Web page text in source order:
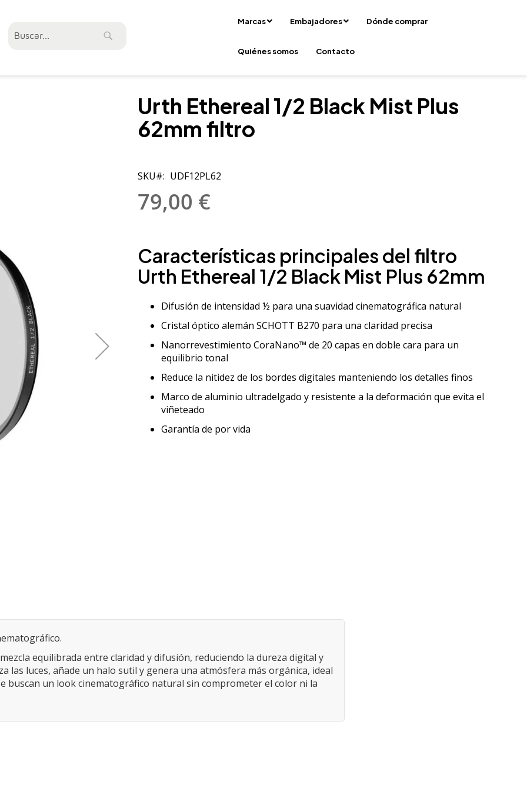
Marcas Embajadores Dónde comprar
Quiénes somos Contacto
Urth Ethereal 1/2 Black Mist Plus
62mm filtro
SKU UDF12PL62
79,00 €
Características principales del filtro
Urth Ethereal 1/2 Black Mist Plus 62mm
Difusión de intensidad ½ para una suavidad cinematográfica natural
Cristal óptico alemán SCHOTT B270 para una claridad precisa
Nanorrevestimiento CoraNano™ de 20 capas en doble cara para un
equilibrio tonal
Reduce la nitidez de los bordes digitales manteniendo los detalles finos
Marco de aluminio ultradelgado y resistente a la deformación que evita el
viñeteado
Garantía de por vida
equilibrada entre claridad y difusión, reduciendo la dureza digital y
las luces, añade un halo sutil y genera una atmósfera más orgánica, ideal
buscan un look cinematográfico natural sin comprometer el color ni la